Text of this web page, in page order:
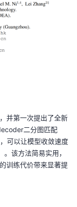
并第一次提出了全新
二分图匹配
可以让模型收敛速度
该方法简易实用，
训练代价带来显著提